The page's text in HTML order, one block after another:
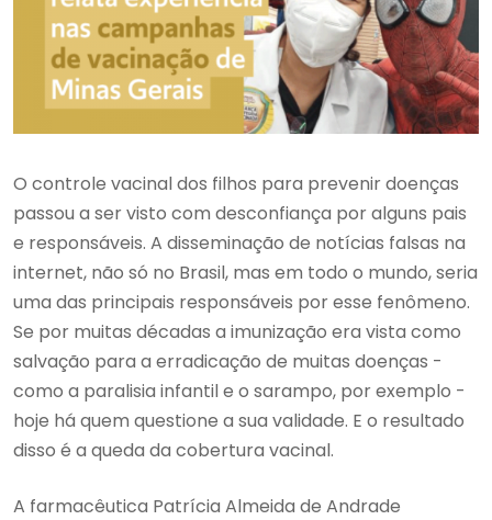
O controle vacinal dos filhos para prevenir doenças
passou a ser visto com desconfiança por alguns pais
e responsáveis. A disseminação de notícias falsas na
internet, não só no Brasil, mas em todo o mundo, seria
uma das principais responsáveis por esse fenômeno.
Se por muitas décadas a imunização era vista como
salvação para a erradicação de muitas doenças -
como a paralisia infantil e o sarampo, por exemplo -
hoje há quem questione a sua validade. E o resultado
disso é a queda da cobertura vacinal.
A farmacêutica Patrícia Almeida de Andrade